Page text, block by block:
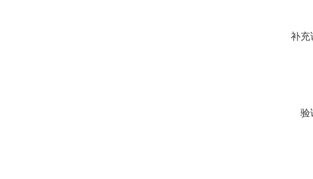
补充
验